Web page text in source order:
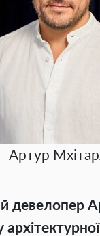
Артур
девелопер